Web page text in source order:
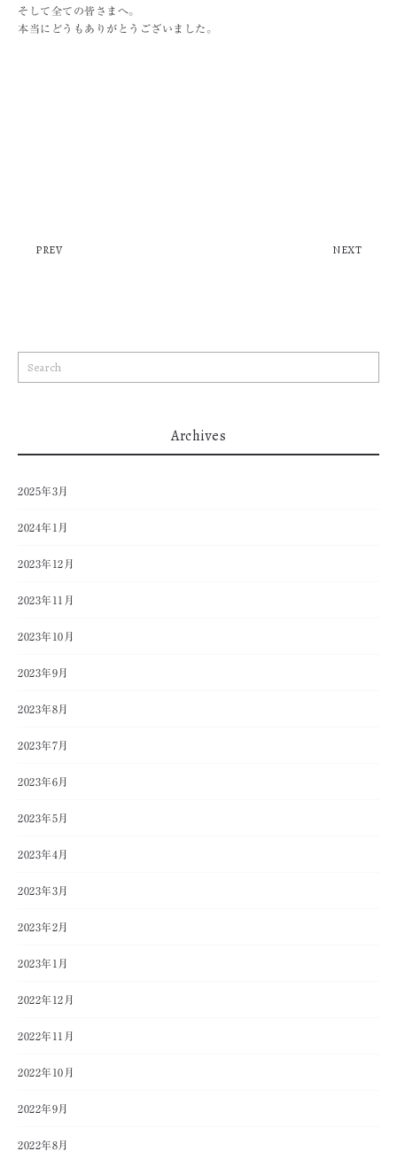
そして全ての皆さまへ。
本当にどうもありがとうございました。
PREV NEXT
Archives
2025年3月
2024年1月
2023年12月
2023年11月
2023年10月
2023年9月
2023年8月
2023年7月
2023年6月
2023年5月
2023年4月
2023年3月
2023年2月
2023年1月
2022年12月
2022年11月
2022年10月
2022年9月
2022年8月